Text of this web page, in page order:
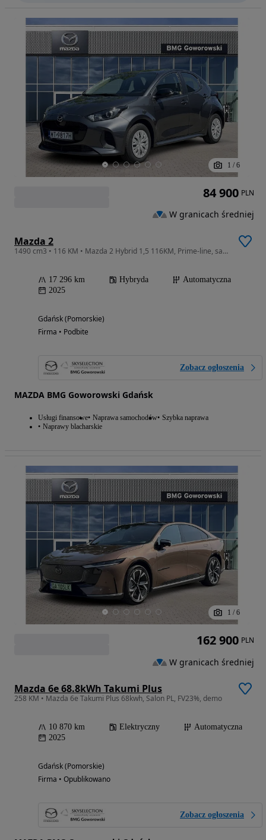
1 / 6
Mazda 2
1490 cm3 • 116 KM • Mazda 2 Hybrid 1,5 116KM, Prime-line, salon PL, FV 23%
17 296 km Hybryda
Automatyczna
2025
Gdańsk (Pomorskie)
Firma • Podbite
Zobacz ogłoszenia
MAZDA BMG Goworowski Gdańsk
Usługi finansowe Naprawa samochodów Szybka naprawa
Naprawy blacharskie
84 900 PLN
W granicach średniej
1 / 6
Mazda 6e 68.8kWh Takumi Plus
258 KM • Mazda 6e Takumi Plus 68kwh, Salon PL, FV23%, demo
10 870 km Elektryczny
Automatyczna
2025
Gdańsk (Pomorskie)
Firma • Opublikowano
Zobacz ogłoszenia
162 900 PLN
W granicach średniej